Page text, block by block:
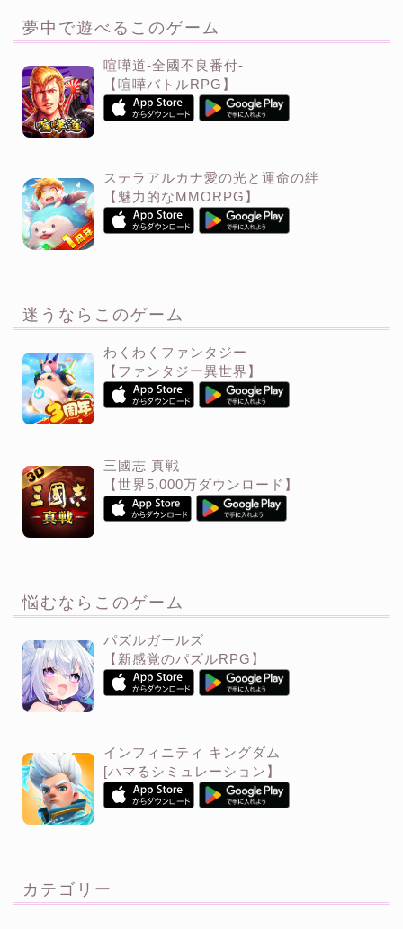
夢中で遊べるこのゲーム
喧嘩道-全國不良番付-
【喧嘩バトルRPG】
ステラアルカナ愛の光と運命の絆
【魅力的なMMORPG】
迷うならこのゲーム
わくわくファンタジー
【ファンタジー異世界】
三國志 真戦
【世界5,000万ダウンロード】
悩むならこのゲーム
パズルガールズ
【新感覚のパズルRPG】
インフィニティ キングダム
[ハマるシミュレーション】
カテゴリー